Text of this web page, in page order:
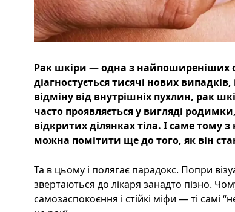
Рак шкіри — одна з найпоширеніших
діагностується тисячі нових
відміну від внутрішніх пухлин, рак
часто проявляється у вигляді
відкритих ділянках тіла. І саме тому
можна помітити ще до того, як він
Та в цьому і полягає парадокс. Попри
звертаються до лікаря занадто пізно.
самозаспокоєння і стійкі міфи — ті самі